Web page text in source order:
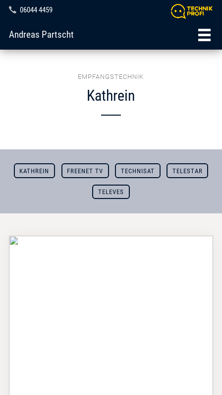
06044 4459
Andreas Partscht
EMPFANGSTECHNIK
Kathrein
KATHREIN FREENET TV TECHNISAT TELESTAR
TELEVES